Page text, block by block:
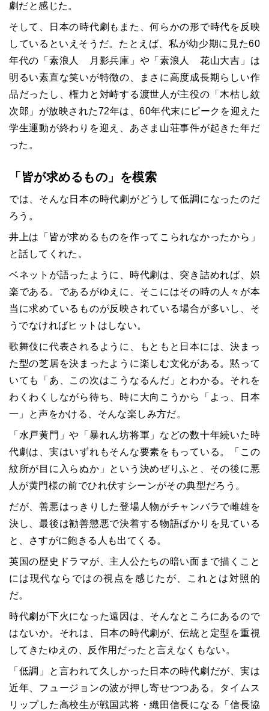
劇だと感じた。
そして、日本の時代劇もまた、何らかの形で時代を反映
しているといえそうだ。たとえば、私が幼少期に見た60
年代の「素浪人 月影兵庫」や「素浪人 花山大吉」は
明るい素直な笑いが特徴の、まさに高度成長期らしい作
品だったし、権力と対峙する渡世人が主役の「木枯し紋
次郎」が放映された72年は、60年代末にピークを迎えた
学生運動が終わりを迎え、あさま山荘事件が起きた年だ
った。
「皆が求めるもの」を模索
では、そんな日本の時代劇がどうして低調になったのだ
ろう。
井上は「皆が求めるものを作ってこられなかったから」
と話してくれた。
ベネットが語ったように、時代劇は、突き詰めれば、娯
楽である。であるがゆえに、そこにはその時の人々が本
当に求めているものが反映されている場合が多いし、そ
うでなければヒットはしない。
歌舞伎に代表されるように、もともと日本には、決まっ
た型の芝居を決まったように楽しむ文化がある。黙って
いても「あ、この次はこうなるんだ」とわかる。それを
わくわくしながら待ち、時に大向こうから「よっ、日本
一」と声をかける、そんな楽しみ方だ。
「水戸黄門」や「暴れん坊将軍」などの数十年続いた時
代劇は、実はいずれもそんな要素をもっている。「この
紋所が目に入らぬか」という決めぜりふと、その後に悪
人が黄門様の前でひれ伏すシーンがその典型だろう。
だが、善悪はっきりした登場人物がチャンバラで雌雄を
決し、最後は勧善懲悪で決着する物語ばかりを見ている
と、さすがに飽きる人も出てくる。
英国の歴史ドラマが、主人公たちの暗い面まで描くこと
には現代ならではの視点を感じたが、これとは対照的
だ。
時代劇が下火になった遠因は、そんなところにあるので
はないか。それは、日本の時代劇が、伝統と定型を重視
してきたゆえの、反作用だったと言えなくもない。
「低調」と言われて久しかった日本の時代劇だが、実は
近年、フュージョンの波が押し寄せつつある。タイムス
リップした高校生が戦国武将・織田信長になる「信長協